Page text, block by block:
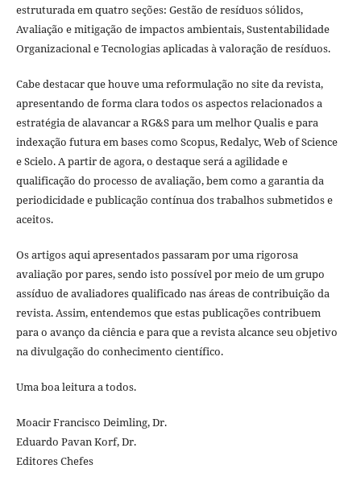
estruturada em quatro seções: Gestão de resíduos sólidos,
Avaliação e mitigação de impactos ambientais, Sustentabilidade
Organizacional e Tecnologias aplicadas à valoração de resíduos.
Cabe destacar que houve uma reformulação no site da revista,
apresentando de forma clara todos os aspectos relacionados a
estratégia de alavancar a RG&S para um melhor Qualis e para
indexação futura em bases como Scopus, Redalyc, Web of Science
e Scielo. A partir de agora, o destaque será a agilidade e
qualificação do processo de avaliação, bem como a garantia da
periodicidade e publicação contínua dos trabalhos submetidos e
aceitos.
Os artigos aqui apresentados passaram por uma rigorosa
avaliação por pares, sendo isto possível por meio de um grupo
assíduo de avaliadores qualificado nas áreas de contribuição da
revista. Assim, entendemos que estas publicações contribuem
para o avanço da ciência e para que a revista alcance seu objetivo
na divulgação do conhecimento científico.
Uma boa leitura a todos.
Moacir Francisco Deimling, Dr.
Eduardo Pavan Korf, Dr.
Editores Chefes